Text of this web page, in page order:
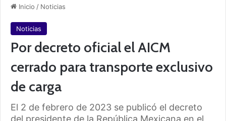
Inicio / Noticias
Noticias
Por decreto oficial el AICM
cerrado para transporte exclusivo
de carga
El 2 de febrero de 2023 se publicó el decreto
del presidente de la República Mexicana en el